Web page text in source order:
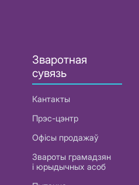
Зваротная
сувязь
Кантакты
Прэс-цэнтр
Офісы продажаў
Звароты грамадзян
і юрыдычных асоб